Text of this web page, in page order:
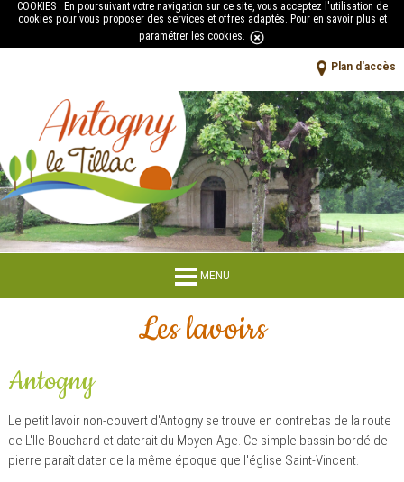
COOKIES : En poursuivant votre navigation sur ce site, vous acceptez l'utilisation de
cookies pour vous proposer des services et offres adaptés. Pour en savoir plus et
paramétrer les cookies
Plan d'accès
MENU
Les lavoirs
Antogny
Le petit lavoir non-couvert d'Antogny se trouve en contrebas de la route
de L'Ile Bouchard et daterait du Moyen-Age. Ce simple bassin bordé de
pierre paraît dater de la même époque que l'église Saint-Vincent.